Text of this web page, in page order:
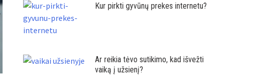
Kur pirkti gyvūnų prekes internetu?
Ar reikia tėvo sutikimo, kad išvežti
vaiką į užsienį?